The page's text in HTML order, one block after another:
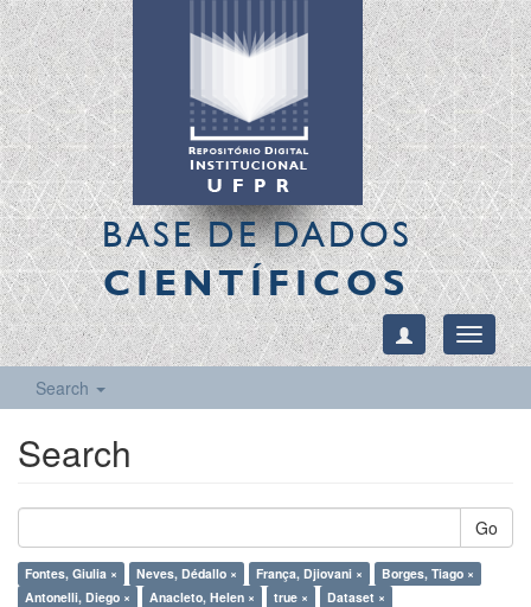
BASE DE DADOS
CIENTÍFICOS
Toggle
Search
Search
Go
Fontes, Giulia × Neves, Dédallo × França, Djiovani ×
Borges, Tiago ×
Antonelli, Diego ×
Anacleto, Helen × true × Dataset ×